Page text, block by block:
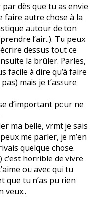
dès que tu as envie
faire autre chose à la
autour de ton
l’air..). Tu peux
dessus tout ce
la brûler. Parles,
facile à dire qu’à faire
mais je t’assure
d’important pour ne
ma belle, vrmt je sais
me parler, je m’en
quelque chose.
c’est horrible de vivre
ou avec qui tu
que tu n’as pu rien
veux..